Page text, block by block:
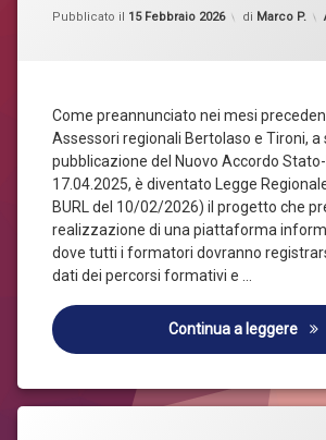
Pubblicato il 15 Febbraio 2026
Aggiornato il
di Marco P.
Come preannunciato nei mesi
Assessori regionali Bertolaso e Tironi, a
pubblicazione del Nuovo Accordo Stato-
17.04.2025, è diventato Legge
BURL del 10/02/2026) il progetto che
realizzazione di una piattaforma
dove tutti i formatori dovranno
dati dei percorsi formativi e …
Continua a leggere
INERENTI
DI
SALUTE
SICUREZZA
NEI
LUOGHI
DI
LAVORO